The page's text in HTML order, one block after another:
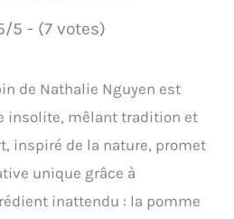
5 - (7 votes)
de Nathalie Nguyen est
insolite, mêlant tradition et
inspiré de la nature, promet
unique grâce à
inattendu : la pomme